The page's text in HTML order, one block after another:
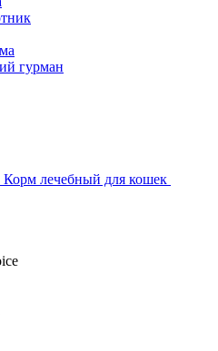
гурман
Корм лечебный для кошек